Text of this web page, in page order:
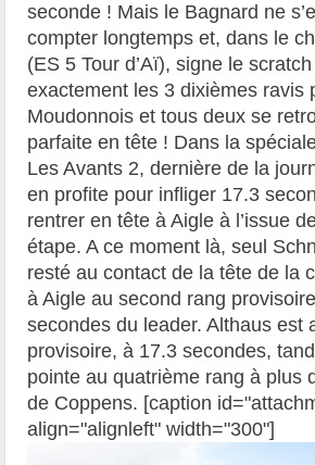
seconde ! Mais le Bagnard ne
compter longtemps et, dans le
(ES 5 Tour d’Aï), signe le
exactement les 3 dixièmes ravis
Moudonnois et tous deux se
parfaite en tête ! Dans la
Les Avants 2, dernière de la
en profite pour infliger 17.3
rentrer en tête à Aigle à l’issue
étape. A ce moment là, seul
resté au contact de la tête de la
à Aigle au second rang
secondes du leader. Althaus est
provisoire, à 17.3 secondes,
pointe au quatrième rang à plus
de Coppens. [caption
align="alignleft" width="300"]